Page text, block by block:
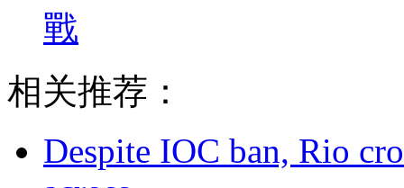
戰
相关推荐：
Despite IOC ban, Rio